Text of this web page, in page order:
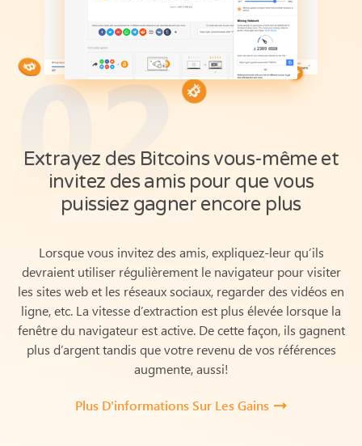
Extrayez des Bitcoins vous-même et
invitez des amis pour que vous
puissiez gagner encore plus
Lorsque vous invitez des amis, expliquez-leur qu’ils
devraient utiliser régulièrement le navigateur pour visiter
les sites web et les réseaux sociaux, regarder des vidéos en
ligne, etc. La vitesse d’extraction est plus élevée lorsque la
fenêtre du navigateur est active. De cette façon, ils gagnent
plus d’argent tandis que votre revenu de vos références
augmente, aussi!
Plus D'informations Sur Les Gains
02